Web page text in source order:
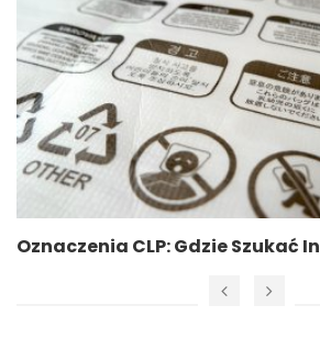
CLP: Gdzie Szukać Informacji?